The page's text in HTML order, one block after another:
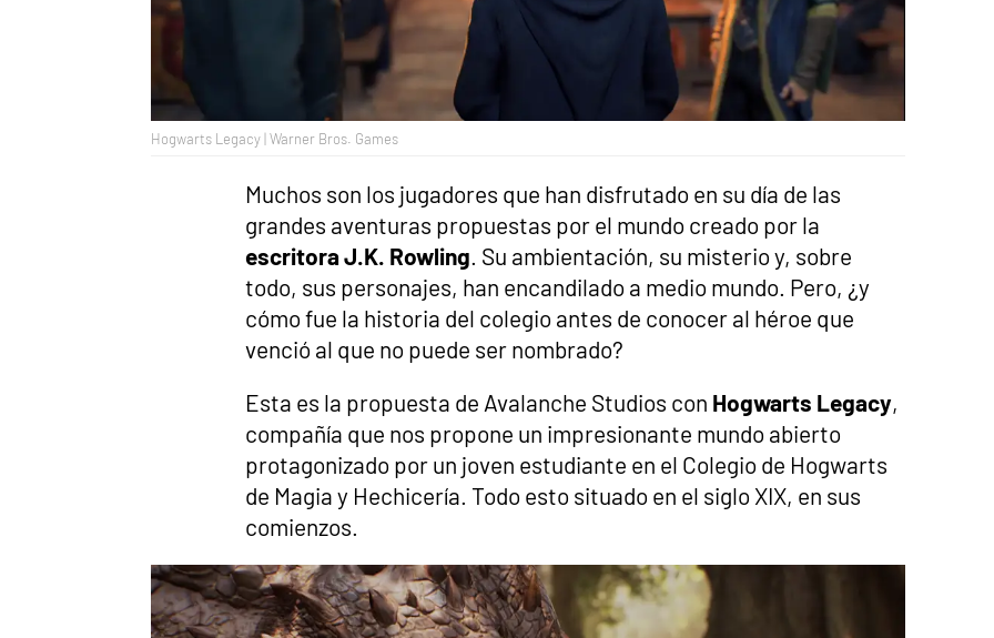
Hogwarts Legacy | Warner Bros. Games
Muchos son los jugadores que han disfrutado en su día de las
grandes aventuras propuestas por el mundo creado por la
escritora J.K. Rowling . Su ambientación, su misterio y, sobre
todo, sus personajes, han encandilado a medio mundo. Pero, ¿y
cómo fue la historia del colegio antes de conocer al héroe que
venció al que no puede ser nombrado?
Esta es la propuesta de Avalanche Studios con Hogwarts Legacy,
compañía que nos propone un impresionante mundo abierto
protagonizado por un joven estudiante en el Colegio de Hogwarts
de Magia y Hechicería. Todo esto situado en el siglo XIX, en sus
comienzos.